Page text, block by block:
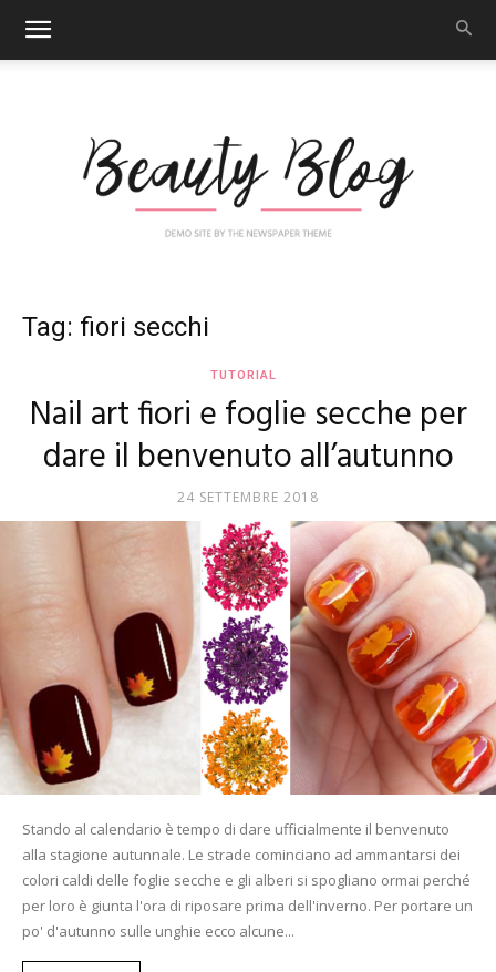
Art
Mania
Tag: fiori secchi
TUTORIAL
Nail art fiori e foglie secche per
dare il benvenuto all’autunno
24 SETTEMBRE 2018
Stando al calendario è tempo di dare ufficialmente il benvenuto
alla stagione autunnale. Le strade cominciano ad ammantarsi dei
colori caldi delle foglie secche e gli alberi si spogliano ormai perché
per loro è giunta l'ora di riposare prima dell'inverno. Per portare un
po' d'autunno sulle unghie ecco alcune...